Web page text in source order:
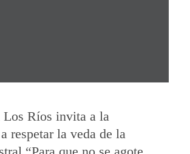
Los Ríos invita a la
respetar la veda de la